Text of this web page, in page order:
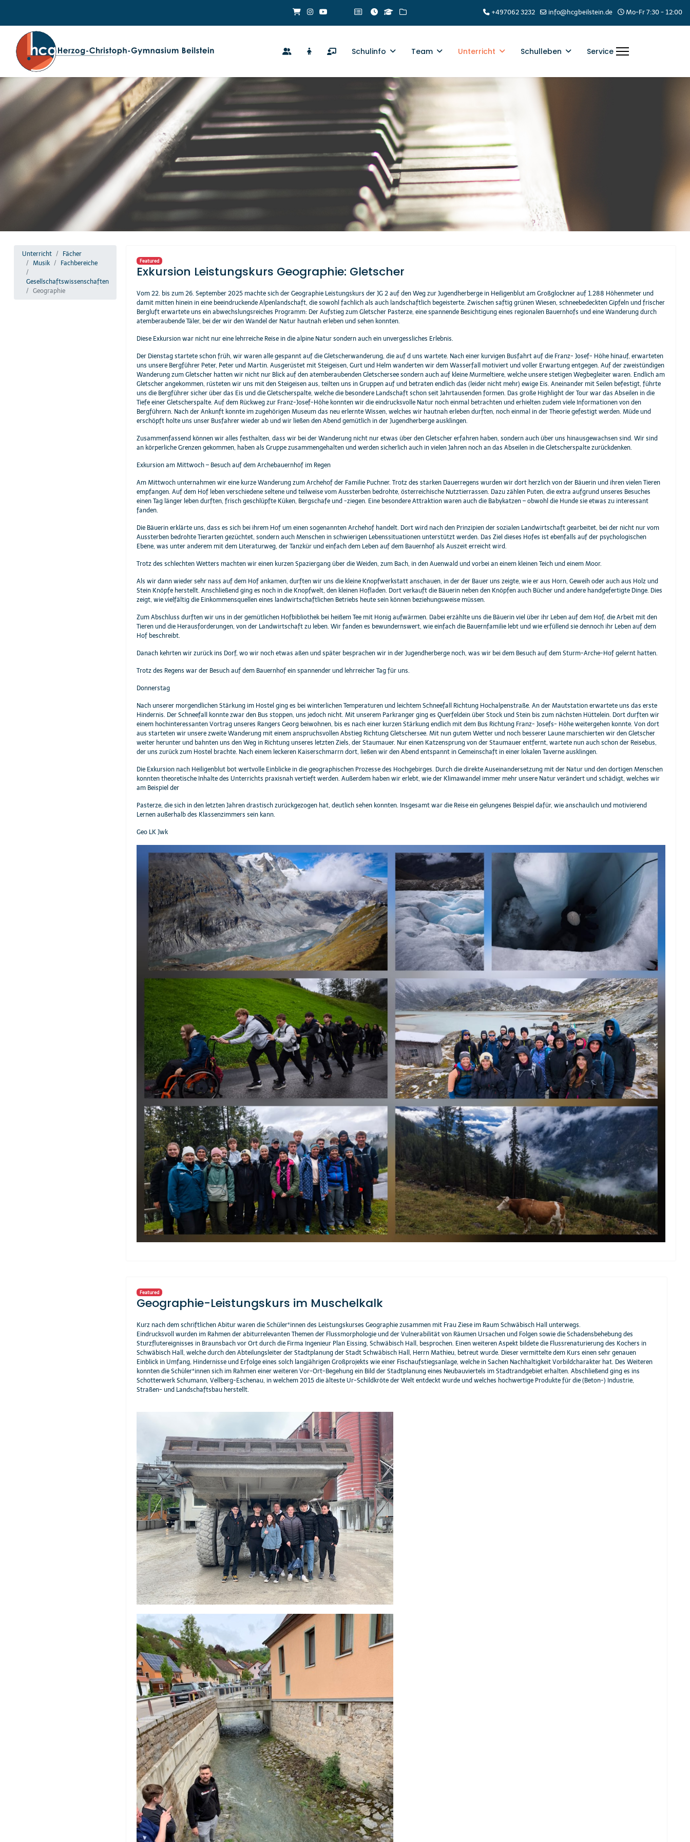
+497062 3232 info@hcgbeilstein.de Mo-Fr 7:30 - 12:00
Schulinfo Team Unterricht Schulleben Service
Unterricht
Fächer
Musik
Fachbereiche
Gesellschaftswissenschaften
Geographie
Featured
Exkursion Leistungskurs Geographie: Gletscher
Vom 22. bis zum 26. September 2025 machte sich der Geographie Leistungskurs der JG 2 auf den Weg zur Jugendherberge in Heiligenblut am Großglockner auf 1.288 Höhenmeter und
damit mitten hinein in eine beeindruckende Alpenlandschaft, die sowohl fachlich als auch landschaftlich begeisterte. Zwischen saftig grünen Wiesen, schneebedeckten Gipfeln und frischer
Bergluft erwartete uns ein abwechslungsreiches Programm: Der Aufstieg zum Gletscher Pasterze, eine spannende Besichtigung eines regionalen Bauernhofs und eine Wanderung durch
atemberaubende Täler, bei der wir den Wandel der Natur hautnah erleben und sehen konnten.
Diese Exkursion war nicht nur eine lehrreiche Reise in die alpine Natur sondern auch ein unvergessliches Erlebnis.
Der Dienstag startete schon früh, wir waren alle gespannt auf die Gletscherwanderung, die auf d uns wartete. Nach einer kurvigen Busfahrt auf die Franz- Josef- Höhe hinauf, erwarteten
uns unsere Bergführer Peter, Peter und Martin. Ausgerüstet mit Steigeisen, Gurt und Helm wanderten wir dem Wasserfall motiviert und voller Erwartung entgegen. Auf der zweistündigen
Wanderung zum Gletscher hatten wir nicht nur Blick auf den atemberaubenden Gletschersee sondern auch auf kleine Murmeltiere, welche unsere stetigen Wegbegleiter waren. Endlich am
Gletscher angekommen, rüsteten wir uns mit den Steigeisen aus, teilten uns in Gruppen auf und betraten endlich das (leider nicht mehr) ewige Eis. Aneinander mit Seilen befestigt, führte
uns die Bergführer sicher über das Eis und die Gletscherspalte, welche die besondere Landschaft schon seit Jahrtausenden formen. Das große Highlight der Tour war das Abseilen in die
Tiefe einer Gletscherspalte. Auf dem Rückweg zur Franz-Josef-Höhe konnten wir die eindrucksvolle Natur noch einmal betrachten und erhielten zudem viele Informationen von den
Bergführern. Nach der Ankunft konnte im zugehörigen Museum das neu erlernte Wissen, welches wir hautnah erleben durften, noch einmal in der Theorie gefestigt werden. Müde und
erschöpft holte uns unser Busfahrer wieder ab und wir ließen den Abend gemütlich in der Jugendherberge ausklingen.
Zusammenfassend können wir alles festhalten, dass wir bei der Wanderung nicht nur etwas über den Gletscher erfahren haben, sondern auch über uns hinausgewachsen sind. Wir sind
an körperliche Grenzen gekommen, haben als Gruppe zusammengehalten und werden sicherlich auch in vielen Jahren noch an das Abseilen in die Gletscherspalte zurückdenken.
Exkursion am Mittwoch – Besuch auf dem Archebauernhof im Regen
Am Mittwoch unternahmen wir eine kurze Wanderung zum Archehof der Familie Puchner. Trotz des starken Dauerregens wurden wir dort herzlich von der Bäuerin und ihren vielen Tieren
empfangen. Auf dem Hof leben verschiedene seltene und teilweise vom Aussterben bedrohte, österreichische Nutztierrassen. Dazu zählen Puten, die extra aufgrund unseres Besuches
einen Tag länger leben durften, frisch geschlüpfte Küken, Bergschafe und -ziegen. Eine besondere Attraktion waren auch die Babykatzen – obwohl die Hunde sie etwas zu interessant
fanden.
Die Bäuerin erklärte uns, dass es sich bei ihrem Hof um einen sogenannten Archehof handelt. Dort wird nach den Prinzipien der sozialen Landwirtschaft gearbeitet, bei der nicht nur vom
Aussterben bedrohte Tierarten gezüchtet, sondern auch Menschen in schwierigen Lebenssituationen unterstützt werden. Das Ziel dieses Hofes ist ebenfalls auf der psychologischen
Ebene, was unter anderem mit dem Literaturweg, der Tanzkür und einfach dem Leben auf dem Bauernhof als Auszeit erreicht wird.
Trotz des schlechten Wetters machten wir einen kurzen Spaziergang über die Weiden, zum Bach, in den Auenwald und vorbei an einem kleinen Teich und einem Moor.
Als wir dann wieder sehr nass auf dem Hof ankamen, durften wir uns die kleine Knopfwerkstatt anschauen, in der der Bauer uns zeigte, wie er aus Horn, Geweih oder auch aus Holz und
Stein Knöpfe herstellt. Anschließend ging es noch in die Knopfwelt, den kleinen Hofladen. Dort verkauft die Bäuerin neben den Knöpfen auch Bücher und andere handgefertigte Dinge. Dies
zeigt, wie vielfältig die Einkommensquellen eines landwirtschaftlichen Betriebs heute sein können beziehungsweise müssen.
Zum Abschluss durften wir uns in der gemütlichen Hofbibliothek bei heißem Tee mit Honig aufwärmen. Dabei erzählte uns die Bäuerin viel über ihr Leben auf dem Hof, die Arbeit mit den
Tieren und die Herausforderungen, von der Landwirtschaft zu leben. Wir fanden es bewundernswert, wie einfach die Bauernfamilie lebt und wie erfüllend sie dennoch ihr Leben auf dem
Hof beschreibt.
Danach kehrten wir zurück ins Dorf, wo wir noch etwas aßen und später besprachen wir in der Jugendherberge noch, was wir bei dem Besuch auf dem Sturm-Arche-Hof gelernt hatten.
Trotz des Regens war der Besuch auf dem Bauernhof ein spannender und lehrreicher Tag für uns.
Donnerstag
Nach unserer morgendlichen Stärkung im Hostel ging es bei winterlichen Temperaturen und leichtem Schneefall Richtung Hochalpenstraße. An der Mautstation erwartete uns das erste
Hindernis. Der Schneefall konnte zwar den Bus stoppen, uns jedoch nicht. Mit unserem Parkranger ging es Querfeldein über Stock und Stein bis zum nächsten Hüttelein. Dort durften wir
einem hochinteressanten Vortrag unseres Rangers Georg beiwohnen, bis es nach einer kurzen Stärkung endlich mit dem Bus Richtung Franz- Josefs- Höhe weitergehen konnte. Von dort
aus starteten wir unsere zweite Wanderung mit einem anspruchsvollen Abstieg Richtung Gletschersee. Mit nun gutem Wetter und noch besserer Laune marschierten wir den Gletscher
weiter herunter und bahnten uns den Weg in Richtung unseres letzten Ziels, der Staumauer. Nur einen Katzensprung von der Staumauer entfernt, wartete nun auch schon der Reisebus,
der uns zurück zum Hostel brachte. Nach einem leckeren Kaiserschmarrn dort, ließen wir den Abend entspannt in Gemeinschaft in einer lokalen Taverne ausklingen.
Die Exkursion nach Heiligenblut bot wertvolle Einblicke in die geographischen Prozesse des Hochgebirges. Durch die direkte Auseinandersetzung mit der Natur und den dortigen Menschen
konnten theoretische Inhalte des Unterrichts praxisnah vertieft werden. Außerdem haben wir erlebt, wie der Klimawandel immer mehr unsere Natur verändert und schädigt, welches wir
am Beispiel der
Pasterze, die sich in den letzten Jahren drastisch zurückgezogen hat, deutlich sehen konnten. Insgesamt war die Reise ein gelungenes Beispiel dafür, wie anschaulich und motivierend
Lernen außerhalb des Klassenzimmers sein kann.
Geo LK Jwk
Featured
Geographie-Leistungskurs im Muschelkalk
Kurz nach dem schriftlichen Abitur waren die Schüler*innen des Leistungskurses Geographie zusammen mit Frau Ziese im Raum Schwäbisch Hall unterwegs.
Eindrucksvoll wurden im Rahmen der abiturrelevanten Themen der Flussmorphologie und der Vulnerabilität von Räumen Ursachen und Folgen sowie die Schadensbehebung des
Sturzflutereignisses in Braunsbach vor Ort durch die Firma Ingenieur Plan Eissing, Schwäbisch Hall, besprochen. Einen weiteren Aspekt bildete die Flussrenaturierung des Kochers in
Schwäbisch Hall, welche durch den Abteilungsleiter der Stadtplanung der Stadt Schwäbisch Hall, Herrn Mathieu, betreut wurde. Dieser vermittelte dem Kurs einen sehr genauen
Einblick in Umfang, Hindernisse und Erfolge eines solch langjährigen Großprojekts wie einer Fischaufstiegsanlage, welche in Sachen Nachhaltigkeit Vorbildcharakter hat. Des Weiteren
konnten die Schüler*innen sich im Rahmen einer weiteren Vor-Ort-Begehung ein Bild der Stadtplanung eines Neubauviertels im Stadtrandgebiet erhalten. Abschließend ging es ins
Schotterwerk Schumann, Vellberg-Eschenau, in welchem 2015 die älteste Ur-Schildkröte der Welt entdeckt wurde und welches hochwertige Produkte für die (Beton-) Industrie,
Straßen- und Landschaftsbau herstellt.